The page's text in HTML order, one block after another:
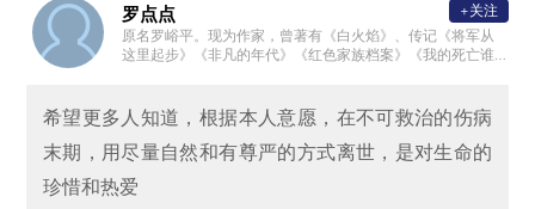
罗点点
原名罗峪平。现为作家，曾著有《白火焰》、传记《将军从
这里起步》《非凡的年代》《红色家族档案》《我的死亡谁
+关注
希望更多人知道，根据本人意愿，在不可救治的伤病
末期，用尽量自然和有尊严的方式离世，是对生命的
珍惜和热爱